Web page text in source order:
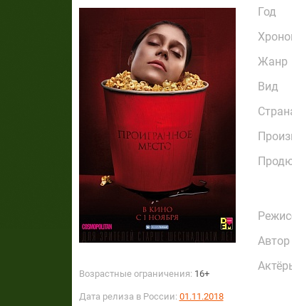
Возрастные ограничения: 16+
Дата релиза в России: 01.11.2018
Год
Жанр
Вид